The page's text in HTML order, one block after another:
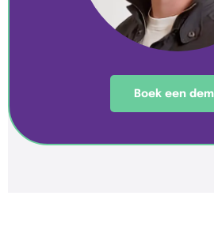
Boek een